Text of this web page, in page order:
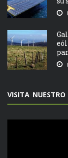
VISITA